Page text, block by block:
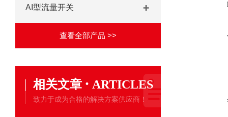
AI型流量开关
查看全部产品 >>
相关文章 · ARTICLES
致力于成为合格的解决方案供应商！